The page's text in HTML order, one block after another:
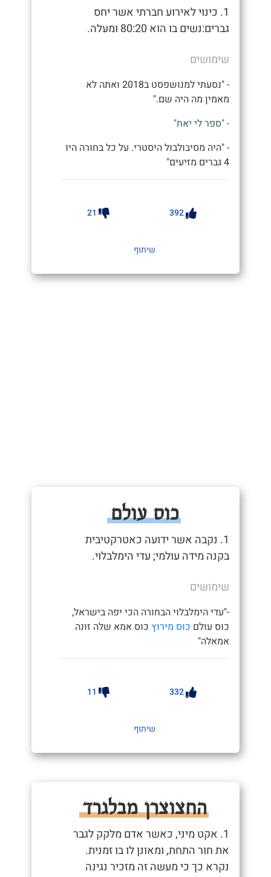
1. כינוי לאירוע חברתי אשר יחס
גברים:נשים בו הוא 80:20 ומעלה.
שימושים
- "נסעתי למנושפסט ב2018 ואתה לא
מאמין מה היה שם."
- "ספר לי יאח"
- "היה מסיבולבול היסטרי. על כל בחורה היו
4 גברים מזיעים"
392
21
שיתוף
כוס עולם
1. נקבה אשר ידועה כאטרקטיבית
בקנה מידה עולמי; עדי הימלבלוי.
שימושים
-"עדי הימלבלוי הבחורה הכי יפה בישראל,
כוס עולם כוס מירוץ כוס אמא שלה זונה
אמאלה"
332
11
שיתוף
החצוצרן מבלגרד
1. אקט מיני, כאשר אדם מלקק לגבר
את חור התחת, ומאונן לו בו זמנית.
נקרא כך כי מעשה זה מזכיר נגינה